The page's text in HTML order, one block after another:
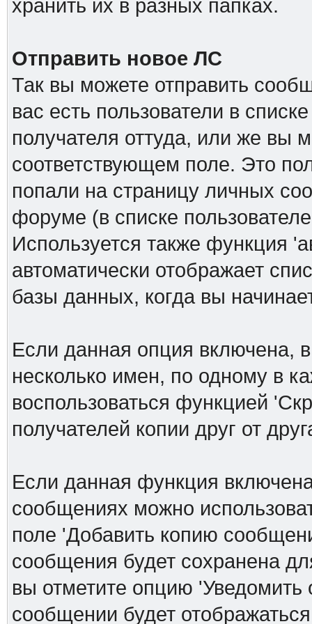
хранить их в разных папках.
Отправить новое ЛС
Так вы можете отправить
вас есть пользователи в
получателя оттуда, или же вы
соответствующем поле. Это
попали на страницу личных
форуме (в списке
Используется также функция
автоматически отображает
базы данных, когда вы
Если данная опция включена,
несколько имен, по одному в
воспользоваться функцией
получателей копии друг от
Если данная функция
сообщениях можно
поле 'Добавить копию
сообщения будет сохранена
вы отметите опцию
сообщении будет